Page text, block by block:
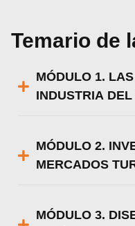
Temario de
MÓDULO 1.
INDUSTRIA
MÓDULO 2.
MERCADOS
MÓDULO 3.